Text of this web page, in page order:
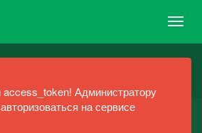
Администратору
на сервисе